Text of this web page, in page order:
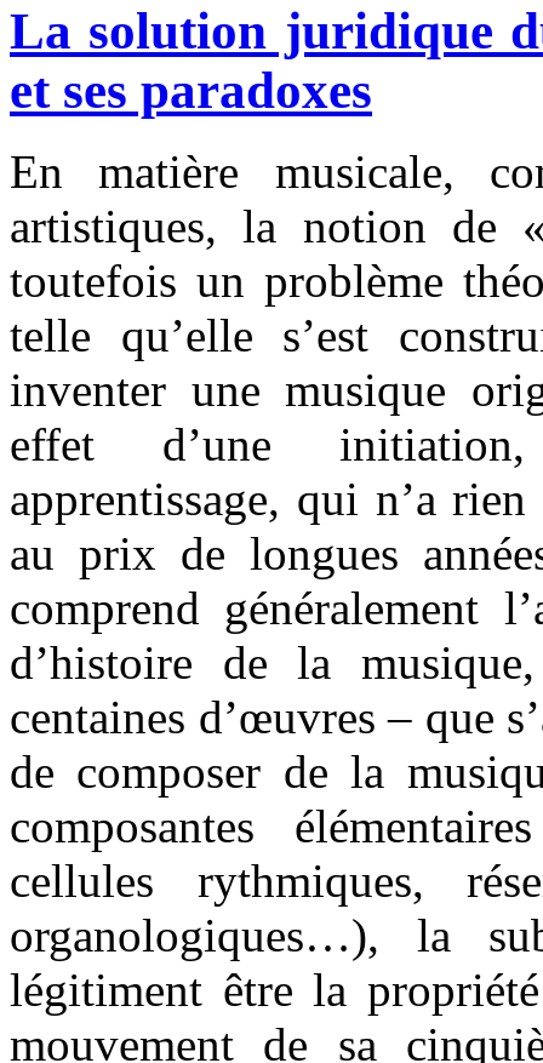
La solution juridique
et ses paradoxes
En matière musicale,
artistiques, la notion de
toutefois un problème
telle qu’elle s’est
inventer une musique
effet d’une
apprentissage, qui n’a
au prix de longues
comprend généralement
d’histoire de la
centaines d’œuvres – que
de composer de la
composantes
cellules rythmiques,
organologiques…), la
légitiment être la
mouvement de sa